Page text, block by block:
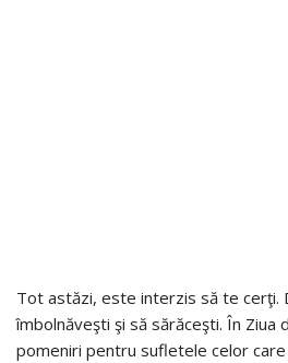
Tot astăzi, este interzis să te cerţi.
îmbolnăveşti şi să sărăceşti. În Ziua
pomeniri pentru sufletele celor